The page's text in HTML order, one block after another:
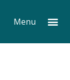
Menu